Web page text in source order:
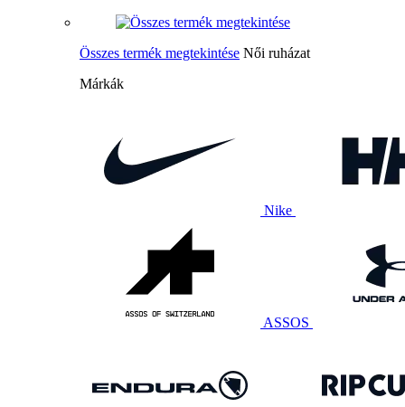
Összes termék megtekintése Női ruházat
Márkák
Nike
ASSOS